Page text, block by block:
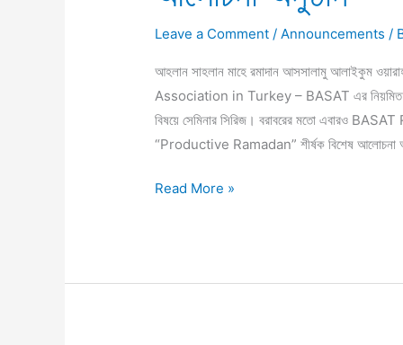
Leave a Comment / Announcements /
আহলান সাহলান মাহে রমাদান আসসালামু আলাইকুম
Association in Turkey – BASAT এর নিয়মিত
বিষয়ে সেমিনার সিরিজ। বরাবরের মতো এবারও
“Productive Ramadan” শীর্ষক বিশেষ আলোচনা
Read More »